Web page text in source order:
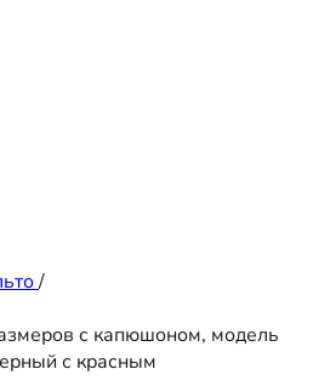
/
с капюшоном, модель
с красным